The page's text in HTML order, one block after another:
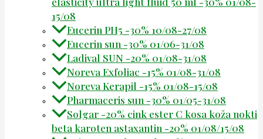
15/08
Eucerin PH5 -30% 10/08-27/08
Eucerin sun -30% 01/06-31/08
Ladival SUN -20% 01/08-31/08
Noreva Exfoliac -15% 01/08-31/08
Noreva Kerapil -15% 01/08-15/08
Pharmaceris sun -30% 01/05-31/08
Solgar -20% cink ester C kosa koža nokti
beta karoten astaxantin -20% 01/08/15/08